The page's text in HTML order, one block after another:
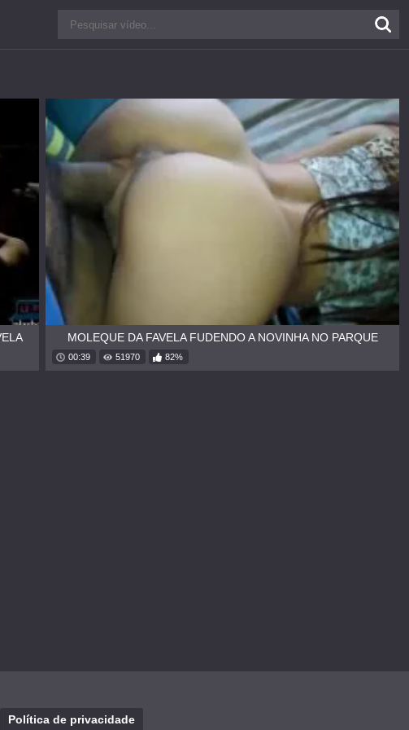
MOLEQUE DA FAVELA FUDENDO A NOVINHA NO PARQUE
00:39 51970 82%
Política de privacidade